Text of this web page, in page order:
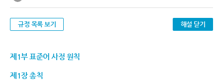
규정 목록 보기 해설 닫기
제1부 표준어 사정 원칙
제1장 총칙